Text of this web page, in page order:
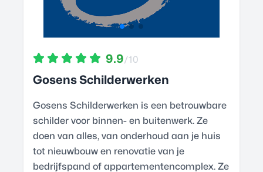
9.9/10
Gosens Schilderwerken
Gosens Schilderwerken is een betrouwbare
schilder voor binnen- en buitenwerk. Ze
doen van alles, van onderhoud aan je huis
tot nieuwbouw en renovatie van je
bedrijfspand of appartementencomplex. Ze